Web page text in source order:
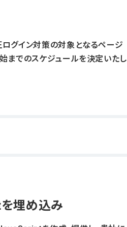
グイン対策の対象となるページ
までのスケジュールを決定いたし
埋め込み